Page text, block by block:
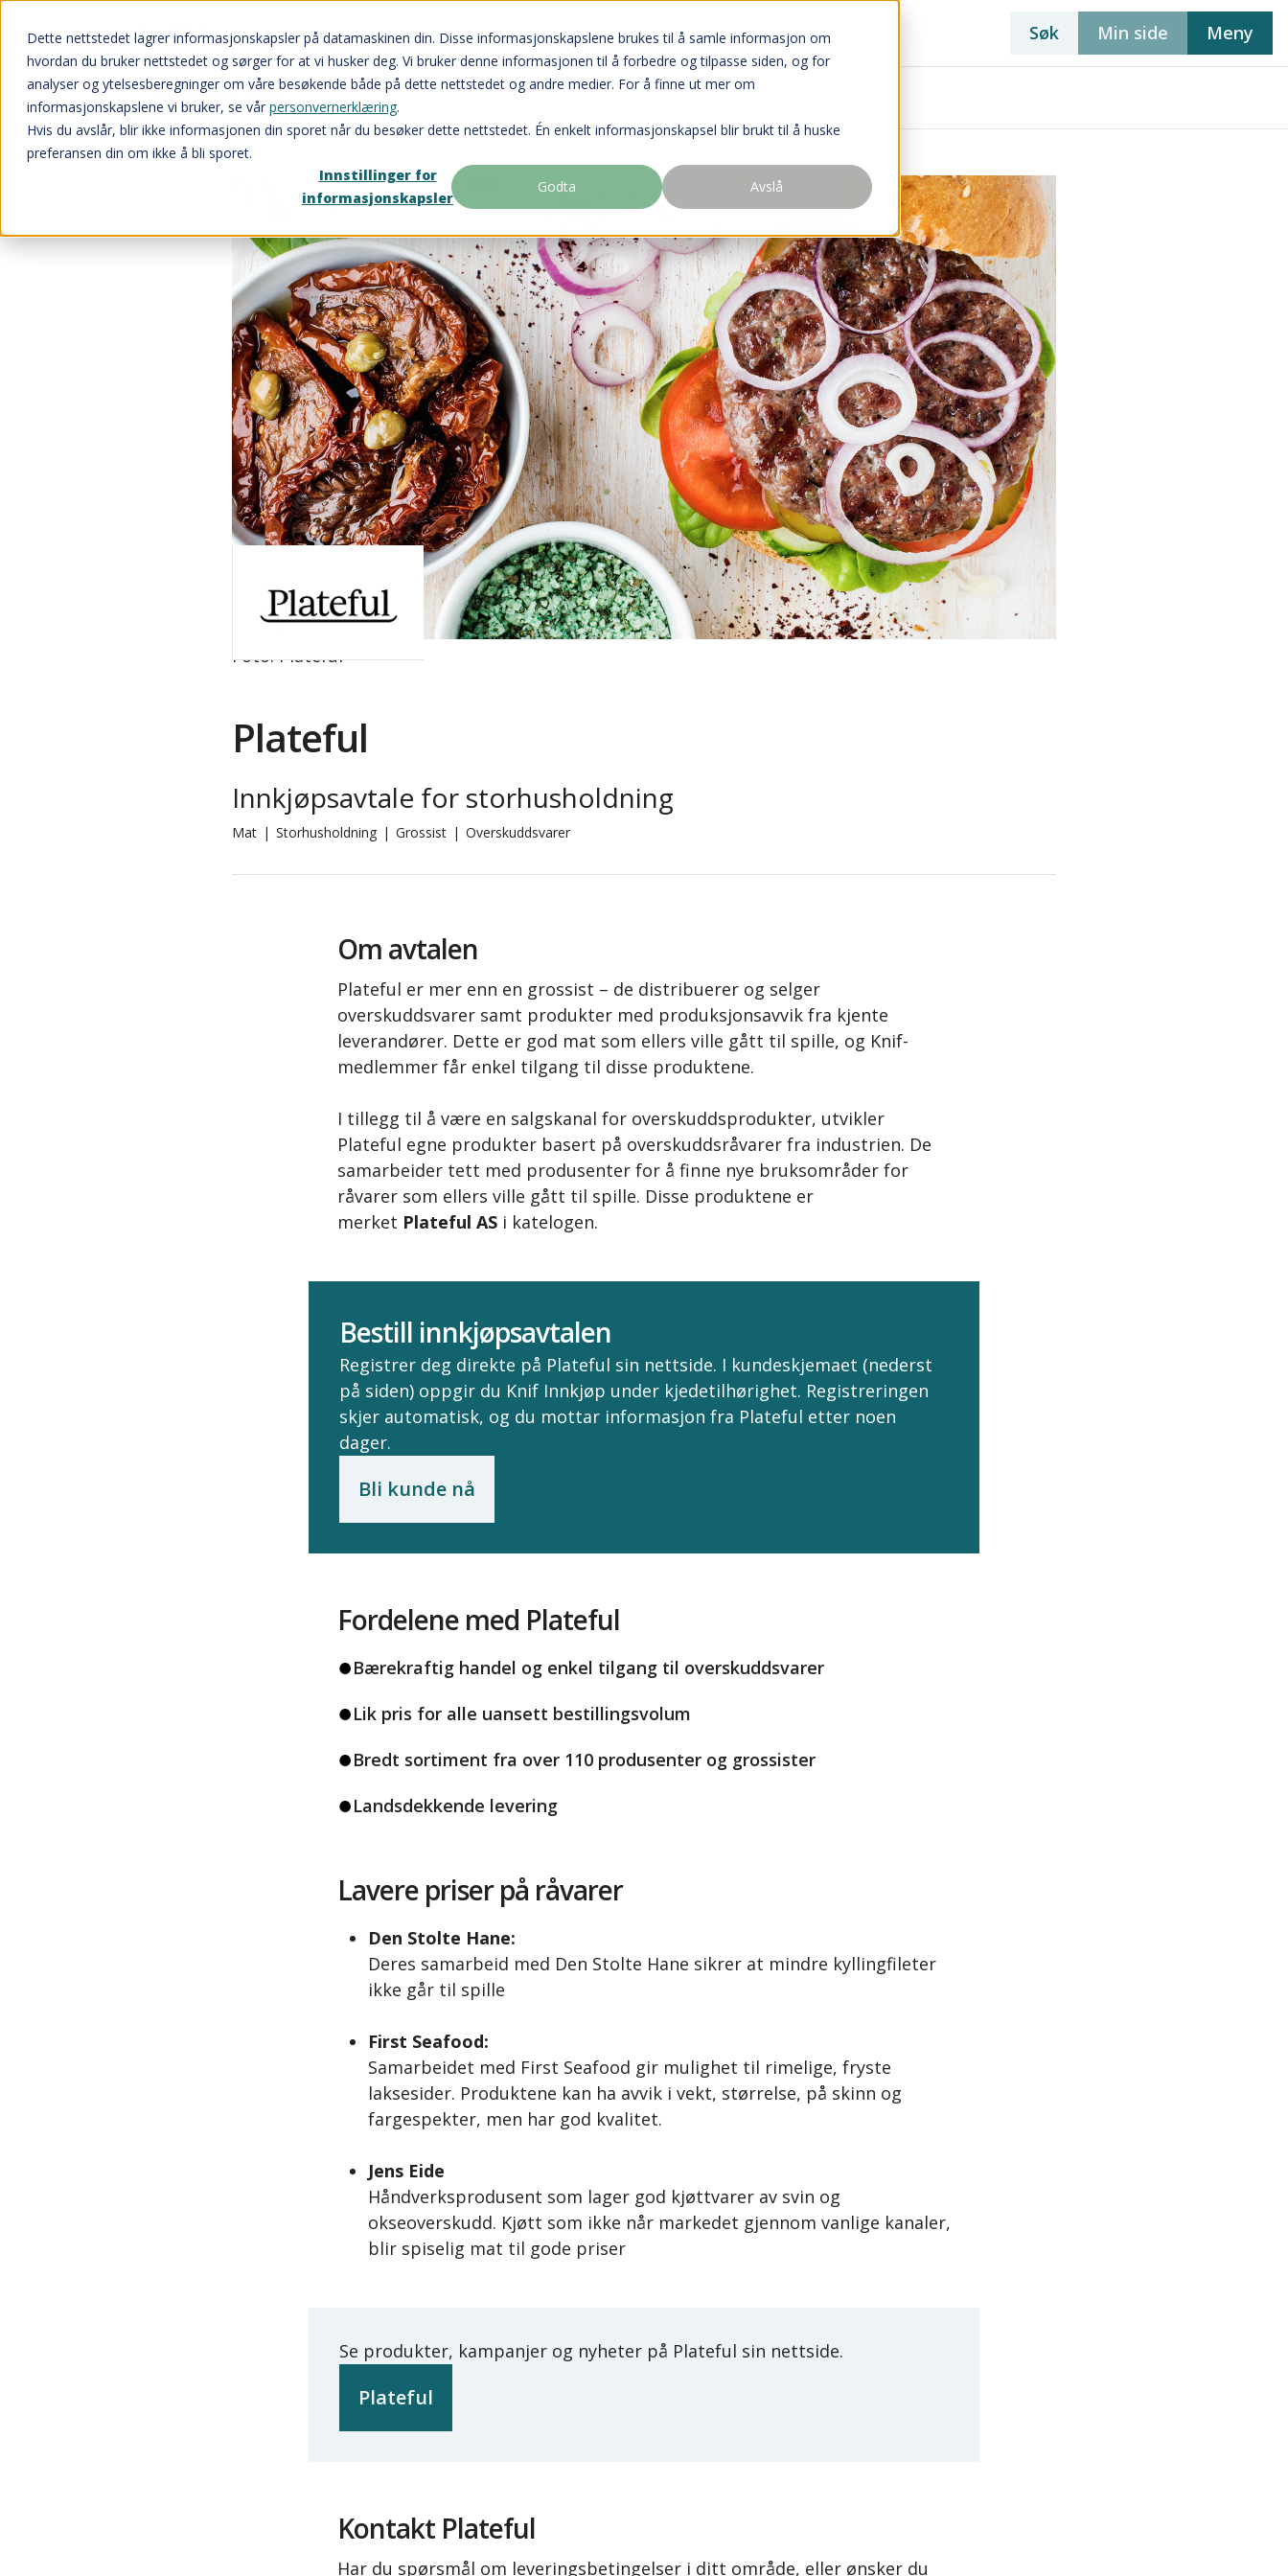
Dette nettstedet lagrer informasjonskapsler på datamaskinen din. Disse informasjonskapslene brukes til å samle informasjon om
hvordan du bruker nettstedet og sørger for at vi husker deg. Vi bruker denne informasjonen til å forbedre og tilpasse siden, og for
analyser og ytelsesberegninger om våre besøkende både på dette nettstedet og andre medier. For å finne ut mer om
informasjonskapslene vi bruker, se vår personvernerklæring.
Hvis du avslår, blir ikke informasjonen din sporet når du besøker dette nettstedet. Én enkelt informasjonskapsel blir brukt til å huske
preferansen din om ikke å bli sporet.
Innstillinger for
informasjonskapsler
Godta Avslå
Søk Min side Meny
Innkjøpsavtaler
Foto: Plateful
Plateful
Innkjøpsavtale for storhusholdning
Mat | Storhusholdning | Grossist | Overskuddsvarer
Om avtalen
Plateful er mer enn en grossist – de distribuerer og selger
overskuddsvarer samt produkter med produksjonsavvik fra kjente
leverandører. Dette er god mat som ellers ville gått til spille, og Knif-
medlemmer får enkel tilgang til disse produktene.
I tillegg til å være en salgskanal for overskuddsprodukter, utvikler
Plateful egne produkter basert på overskuddsråvarer fra industrien. De
samarbeider tett med produsenter for å finne nye bruksområder for
råvarer som ellers ville gått til spille. Disse produktene er
merket Plateful AS i katelogen.
Bestill innkjøpsavtalen
Registrer deg direkte på Plateful sin nettside. I kundeskjemaet (nederst
på siden) oppgir du Knif Innkjøp under kjedetilhørighet. Registreringen
skjer automatisk, og du mottar informasjon fra Plateful etter noen
dager.
Bli kunde nå
Fordelene med Plateful
Bærekraftig handel og enkel tilgang til overskuddsvarer
Lik pris for alle uansett bestillingsvolum
Bredt sortiment fra over 110 produsenter og grossister
Landsdekkende levering
Lavere priser på råvarer
Den Stolte Hane:
Deres samarbeid med Den Stolte Hane sikrer at mindre kyllingfileter
ikke går til spille
First Seafood:
Samarbeidet med First Seafood gir mulighet til rimelige, fryste
laksesider. Produktene kan ha avvik i vekt, størrelse, på skinn og
fargespekter, men har god kvalitet.
Jens Eide
Håndverksprodusent som lager god kjøttvarer av svin og
okseoverskudd. Kjøtt som ikke når markedet gjennom vanlige kanaler,
blir spiselig mat til gode priser
Se produkter, kampanjer og nyheter på Plateful sin nettside.
Plateful
Kontakt Plateful
Har du spørsmål om leveringsbetingelser i ditt område, eller ønsker du